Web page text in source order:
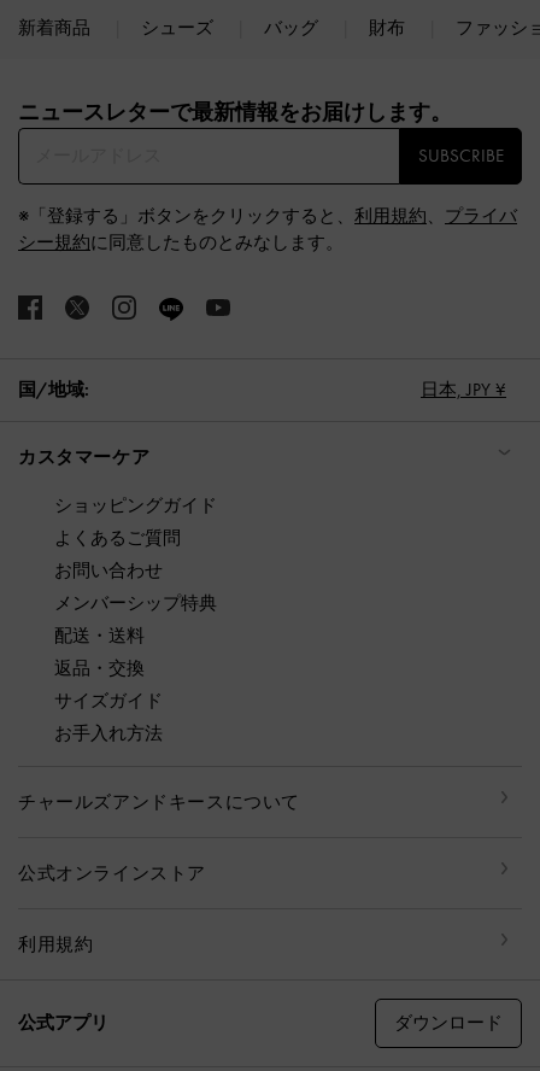
新着商品 シューズ バッグ 財布 ファッシ
ニュースレターで最新情報をお届けします。​
SUBSCRIBE
※「登録する」ボタンをクリックすると、 利用規約、 プライバ
シー規約に同意したものとみなします。
国/地域: 日本, JPY ¥
カスタマーケア
ショッピングガイド
よくあるご質問
お問い合わせ
メンバーシップ特典
配送・送料
返品・交換
サイズガイド
お手入れ方法
チャールズアンドキースについて
公式オンラインストア
利用規約
公式アプリ ダウンロード